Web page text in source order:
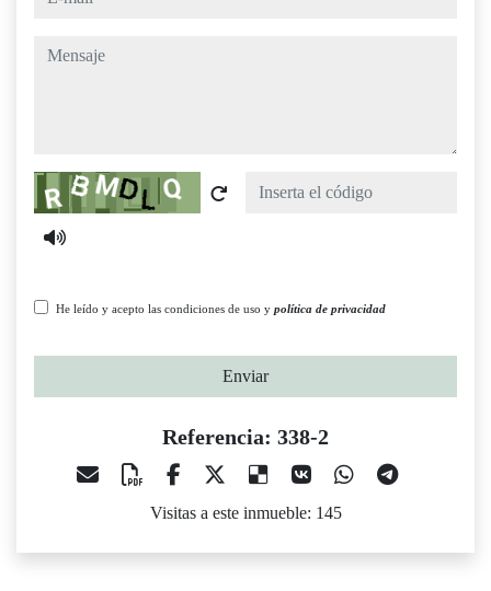
mensaje
Captcha
He leído y acepto las condiciones de uso y política de privacidad
Enviar
Referencia: 338-2
Visitas a este inmueble: 145